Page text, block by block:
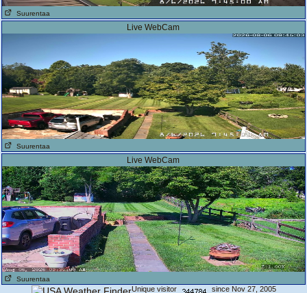
Suurentaa
Live WebCam
Suurentaa
Live WebCam
Suurentaa
Unique visitor since Nov 27, 2005